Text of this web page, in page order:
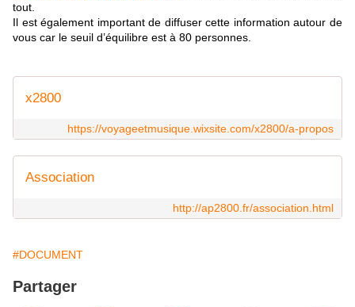
tout.
Il est également important de diffuser cette information autour de
vous car le seuil d’équilibre est à 80 personnes.
x2800
https://voyageetmusique.wixsite.com/x2800/a-propos
Association
http://ap2800.fr/association.html
#DOCUMENT
Partager